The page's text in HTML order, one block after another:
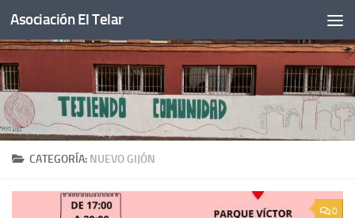
Saltar al contenido
Asociación El Telar
CATEGORÍA: NUEVO GIJÓN
0